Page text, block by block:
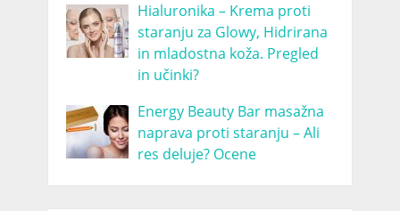
Hialuronika – Krema proti
staranju za Glowy, Hidrirana
in mladostna koža. Pregled
in učinki?
Energy Beauty Bar masažna
naprava proti staranju – Ali
res deluje? Ocene